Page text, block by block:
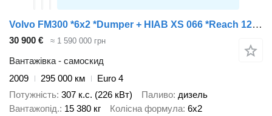
Volvo FM300 *6x2 *Dumper + HIAB XS 066 *Reach 12m *BOX 4,90m
30 900 € ≈ 1 590 000 грн
Вантажівка - самоскид
2009
295 000 км
Euro 4
Потужність 307 к.с. (226 кВт) Паливо дизель
Вантажопід. 15 380 кг Колісна формула 6x2